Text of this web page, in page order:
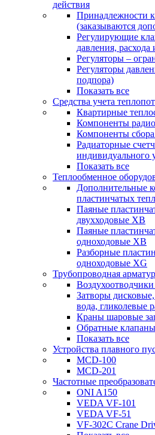
действия
Принадлежности к
(заказываются
Регулирующие
давления,
Регуляторы –
Регуляторы
подпора)
Показать все
Средства учета
Квартирные
Компоненты
Компоненты
Радиаторные
индивидуального
Показать все
Теплообменное
Дополнительные
пластинчатых
Паяные
двухходовые XB
Паяные
одноходовые ХВ
Разборные
одноходовые ХG
Трубопроводная
Затворы
вода, гликолевые
Краны шаровые
Обратные клапаны
Показать все
Устройства плавного
MCD-100
MCD-201
Частотные
ONI A150
VEDA VF-101
VEDA VF-51
VF-302C Crane